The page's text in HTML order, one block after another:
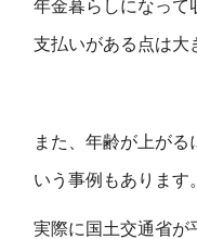
年金暮らしになって
支払いがある点は大
また、年齢が上がる
いう事例もあります。
実際に国土交通省が